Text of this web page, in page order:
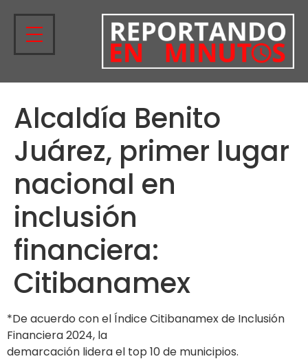
Alcaldía Benito
Juárez, primer lugar
nacional en
inclusión
financiera:
Citibanamex
*De acuerdo con el Índice Citibanamex de Inclusión
Financiera 2024, la
demarcación lidera el top 10 de municipios.